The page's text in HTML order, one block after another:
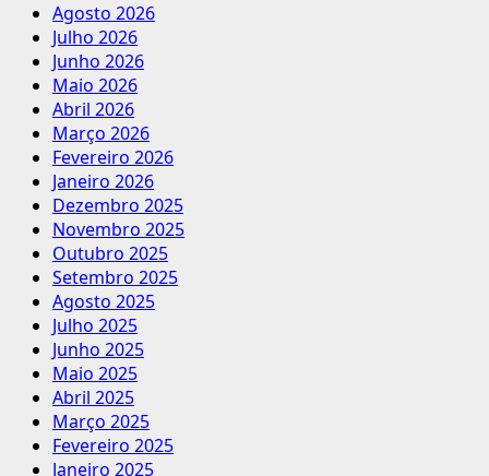
Agosto 2026
Julho 2026
Junho 2026
Maio 2026
Abril 2026
Março 2026
Fevereiro 2026
Janeiro 2026
Dezembro 2025
Novembro 2025
Outubro 2025
Setembro 2025
Agosto 2025
Julho 2025
Junho 2025
Maio 2025
Abril 2025
Março 2025
Fevereiro 2025
Janeiro 2025